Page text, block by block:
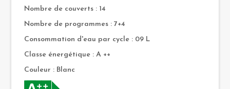
Nombre de couverts : 14
Nombre de programmes : 7+4
Consommation d'eau par cycle : 09 L
Classe énergétique : A ++
Couleur : Blanc